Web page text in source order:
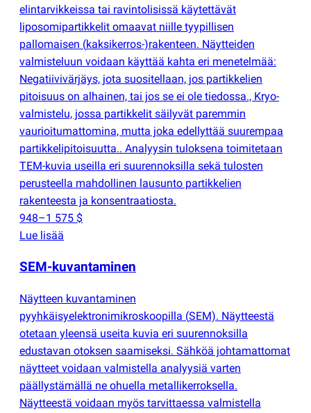
elintarvikkeissa tai ravintolisissä käytettävät
liposomipartikkelit omaavat niille tyypillisen
pallomaisen (kaksikerros-)rakenteen. Näytteiden
valmisteluun voidaan käyttää kahta eri menetelmää:
Negatiivivärjäys, jota suositellaan, jos partikkelien
pitoisuus on alhainen, tai jos se ei ole tiedossa., Kryo-
valmistelu, jossa partikkelit säilyvät paremmin
vaurioitumattomina, mutta joka edellyttää suurempaa
partikkelipitoisuutta.. Analyysin tuloksena toimitetaan
TEM-kuvia useilla eri suurennoksilla sekä tulosten
perusteella mahdollinen lausunto partikkelien
rakenteesta ja konsentraatiosta.
948–1 575 $
Lue lisää
SEM-kuvantaminen
Näytteen kuvantaminen
pyyhkäisyelektronimikroskoopilla (SEM). Näytteestä
otetaan yleensä useita kuvia eri suurennoksilla
edustavan otoksen saamiseksi. Sähköä johtamattomat
näytteet voidaan valmistella analyysiä varten
päällystämällä ne ohuella metallikerroksella.
Näytteestä voidaan myös tarvittaessa valmistella